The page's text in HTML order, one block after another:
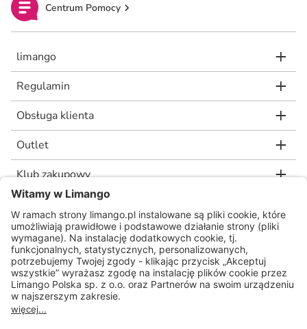
Centrum Pomocy
limango
Regulamin
Obsługa klienta
Outlet
Klub zakupowy